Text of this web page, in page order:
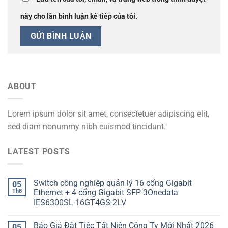
này cho lần bình luận kế tiếp của tôi.
ABOUT
Lorem ipsum dolor sit amet, consectetuer adipiscing elit,
sed diam nonummy nibh euismod tincidunt.
LATEST POSTS
05
Th8
Switch công nghiệp quản lý 16 cổng Gigabit
Ethernet + 4 cổng Gigabit SFP 3Onedata
IES6300SL-16GT4GS-2LV
Báo Giá Đặt Tiệc Tất Niên Công Ty Mới Nhất 2026